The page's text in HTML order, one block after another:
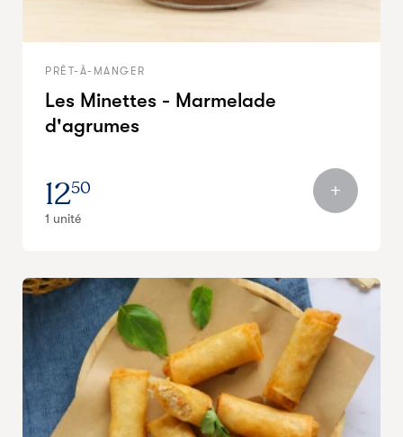
PRÊT-À-MANGER
Les Minettes - Marmelade
d'agrumes
1250
1 unité